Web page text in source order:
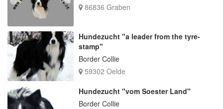
86836 Graben
Hundezucht "a leader from the tyre-
stamp"
Border Collie
59302 Oelde
Hundezucht "vom Soester Land"
Border Collie